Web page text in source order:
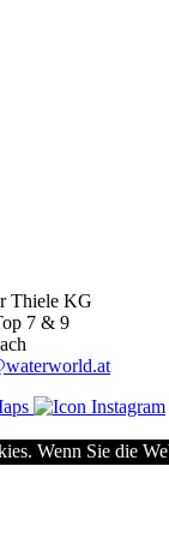
Thiele KG
7 & 9
Wenn Sie die